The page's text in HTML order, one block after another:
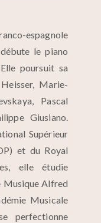
espagnole
le piano
poursuit sa
Marie-
Pascal
Giusiano.
Supérieur
et du Royal
elle étudie
Musique Alfred
Musicale
perfectionne